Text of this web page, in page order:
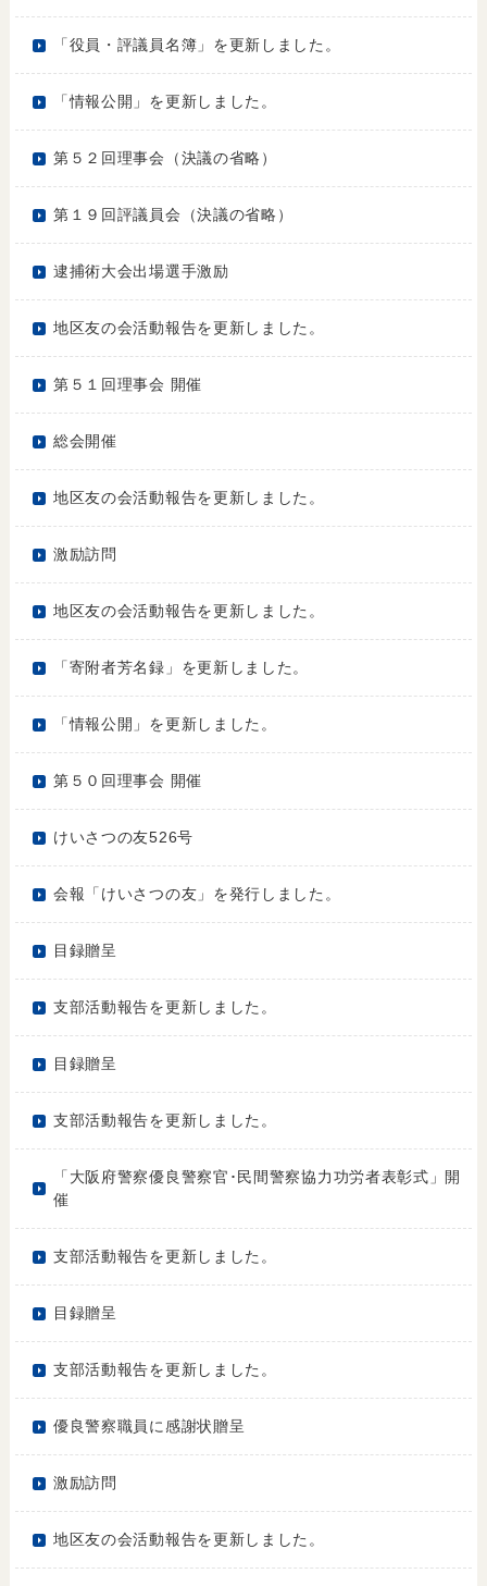
「役員・評議員名簿」を更新しました。
「情報公開」を更新しました。
第５２回理事会（決議の省略）
第１９回評議員会（決議の省略）
逮捕術大会出場選手激励
地区友の会活動報告を更新しました。
第５１回理事会 開催
総会開催
地区友の会活動報告を更新しました。
激励訪問
地区友の会活動報告を更新しました。
「寄附者芳名録」を更新しました。
「情報公開」を更新しました。
第５０回理事会 開催
けいさつの友526号
会報「けいさつの友」を発行しました。
目録贈呈
支部活動報告を更新しました。
目録贈呈
支部活動報告を更新しました。
「大阪府警察優良警察官･民間警察協力功労者表彰式」開
催
支部活動報告を更新しました。
目録贈呈
支部活動報告を更新しました。
優良警察職員に感謝状贈呈
激励訪問
地区友の会活動報告を更新しました。